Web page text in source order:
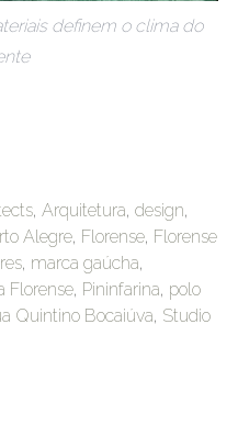
definem o clima do
, Arquitetura, design,
Alegre, Florense, Florense
, marca gaúcha,
Florense, Pininfarina, polo
Quintino Bocaiúva, Studio